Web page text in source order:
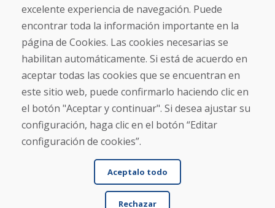
Compra
Tienda electrónica
Envío y pago
NORMAS DE RECLAMACIÓN
Devolución y cambio de mercancías
Política de privacidad
Cookies
excelente experiencia de navegación. Puede
encontrar toda la información importante en la
página de Cookies. Las cookies necesarias se
habilitan automáticamente. Si está de acuerdo en
aceptar todas las cookies que se encuentran en
este sitio web, puede confirmarlo haciendo clic en
el botón "Aceptar y continuar". Si desea ajustar su
configuración, haga clic en el botón “Editar
configuración de cookies”.
Aceptalo todo
Rechazar